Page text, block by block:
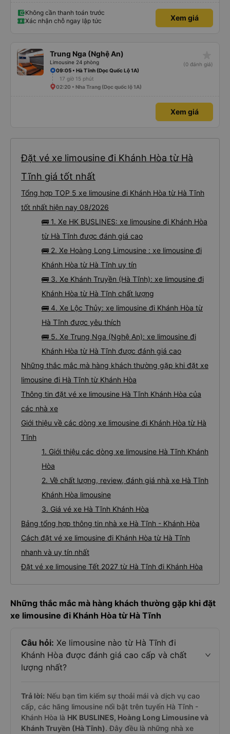
Không cần thanh toán trước
Xác nhận chỗ ngay lập tức
Xem giá
Trung Nga (Nghệ An)
Limousine 24 phòng
(0 đánh giá)
09:05 • Hà Tĩnh (Dọc Quốc Lộ 1A)
17 giờ 15 phút
02:20 • Nha Trang (Dọc quốc lộ 1A)
Xem giá
Đặt vé xe limousine đi Khánh Hòa từ Hà
Tĩnh giá tốt nhất
Tổng hợp TOP 5 xe limousine đi Khánh Hòa từ Hà Tĩnh
tốt nhất hiện nay 08/2026
🚌 1. Xe HK BUSLINES: xe limousine đi Khánh Hòa
từ Hà Tĩnh được đánh giá cao
🚌 2. Xe Hoàng Long Limousine : xe limousine đi
Khánh Hòa từ Hà Tĩnh uy tín
🚌 3. Xe Khánh Truyền (Hà Tĩnh): xe limousine đi
Khánh Hòa từ Hà Tĩnh chất lượng
🚌 4. Xe Lộc Thủy: xe limousine đi Khánh Hòa từ
Hà Tĩnh được yêu thích
🚌 5. Xe Trung Nga (Nghệ An): xe limousine đi
Khánh Hòa từ Hà Tĩnh được đánh giá cao
Những thắc mắc mà hàng khách thường gặp khi đặt xe
limousine đi Hà Tĩnh từ Khánh Hòa
Thông tin đặt vé xe limousine Hà Tĩnh Khánh Hòa của
các nhà xe
Giới thiệu về các dòng xe limousine đi Khánh Hòa từ Hà
Tĩnh
1. Giới thiệu các dòng xe limousine Hà Tĩnh Khánh
Hòa
2. Về chất lượng, review, đánh giá nhà xe Hà Tĩnh
Khánh Hòa limousine
3. Giá vé xe Hà Tĩnh Khánh Hòa
Bảng tổng hợp thông tin nhà xe Hà Tĩnh - Khánh Hòa
Cách đặt vé xe limousine đi Khánh Hòa từ Hà Tĩnh
nhanh và uy tín nhất
Đặt vé xe limousine Tết 2027 từ Hà Tĩnh đi Khánh Hòa
Những thắc mắc mà hàng khách thường gặp khi đặt
xe limousine đi Khánh Hòa từ Hà Tĩnh
Câu hỏi: Xe limousine nào từ Hà Tĩnh đi
Khánh Hòa được đánh giá cao cấp và chất
lượng nhất?
Trả lời: Nếu bạn tìm kiếm sự thoải mái và dịch vụ cao
cấp, các hãng limousine nổi bật trên tuyến Hà Tĩnh -
Khánh Hòa là HK BUSLINES, Hoàng Long Limousine và
Khánh Truyền (Hà Tĩnh). Đây đều là những nhà xe